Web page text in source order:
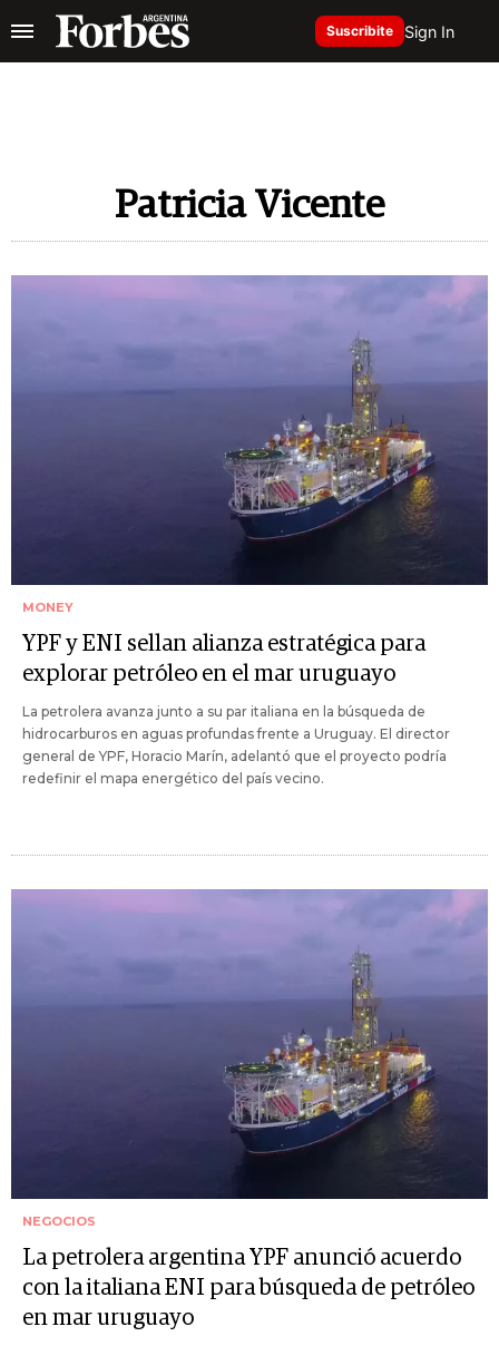
Suscribite Sign In
Patricia Vicente
MONEY
YPF y ENI sellan alianza estratégica para
explorar petróleo en el mar uruguayo
La petrolera avanza junto a su par italiana en la búsqueda de
hidrocarburos en aguas profundas frente a Uruguay. El director
general de YPF, Horacio Marín, adelantó que el proyecto podría
redefinir el mapa energético del país vecino.
NEGOCIOS
La petrolera argentina YPF anunció acuerdo
con la italiana ENI para búsqueda de petróleo
en mar uruguayo